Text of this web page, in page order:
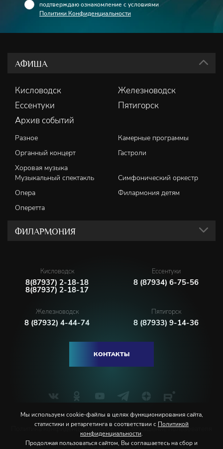
подтверждаю ознакомление с условиями
Политики Конфиденциальности
АФИША
Кисловодск
Железноводск
Ессентуки
Пятигорск
Архив событий
Разное
Камерные программы
Органный концерт
Гастроли
Хоровая музыка
Музыкальный спектакль
Симфонический оркестр
Опера
Филармония детям
Оперетта
ФИЛАРМОНИЯ
Кисловодск
8(87937) 2-18-18
8(87937) 2-18-17
Ессентуки
8 (87934) 6-75-56
Железноводск
8 (87932) 4-44-74
Пятигорск
8 (87933) 9-14-36
КОНТАКТЫ
Политика конфиденциальности Соглашение пользователя
Мы используем cookie-файлы в целях функционирования сайта,
статистики и ретаргетинга в соответствии с Политикой
конфиденциальности.
Продолжая пользоваться сайтом, Вы соглашаетесь на сбор и